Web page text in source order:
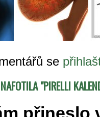
se
"PIRELLI
přineslo